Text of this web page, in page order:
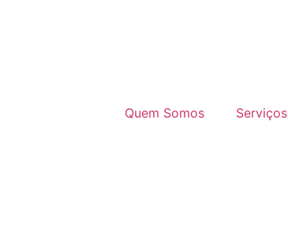
Quem Somos Serviços